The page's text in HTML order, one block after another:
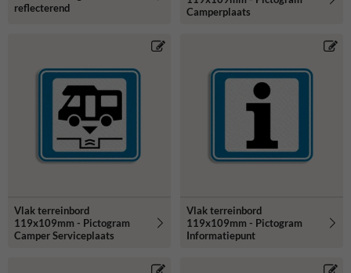
reflecterend
Camperplaats
Vlak terreinbord
119x109mm - Pictogram
Camper Serviceplaats
Vlak terreinbord
119x109mm - Pictogram
Informatiepunt